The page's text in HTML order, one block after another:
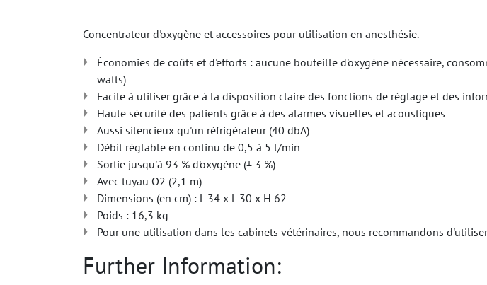
Concentrateur d'oxygène et accessoires pour utilisation en anesthésie.
Économies de coûts et d'efforts : aucune bouteille d'oxygène nécessaire,
watts)
Facile à utiliser grâce à la disposition claire des fonctions de réglage et des
Haute sécurité des patients grâce à des alarmes visuelles et acoustiques
Aussi silencieux qu'un réfrigérateur (40 dbA)
Débit réglable en continu de 0,5 à 5 l/min
Sortie jusqu'à 93 % d'oxygène (± 3 %)
Avec tuyau O2 (2,1 m)
Dimensions (en cm) : L 34 x L 30 x H 62
Poids : 16,3 kg
Pour une utilisation dans les cabinets vétérinaires, nous recommandons
Further Information: